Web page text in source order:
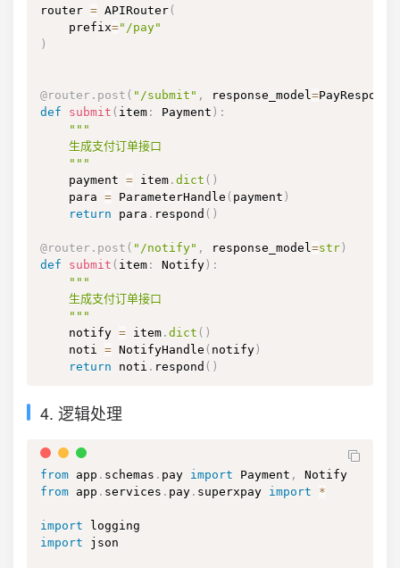
router = APIRouter (
    prefix
="/pay"
)
@router . post ( "/submit" , response_model =PayResponse
def
submit ( item : Payment ) :
"""
    生成支付订单接口
    """
    payment
= item . dict ( )
    para
= ParameterHandle ( payment )
return para . respond ( )
@router . post ( "/notify" , response_model =str )
def
submit ( item : Notify ) :
"""
    生成支付订单接口
    """
    notify
= item . dict ( )
    noti
= NotifyHandle ( notify )
return noti . respond ( )
4. 逻辑处理
from app . schemas . pay import Payment ,
from app . services . pay . superxpay import *
import
import json